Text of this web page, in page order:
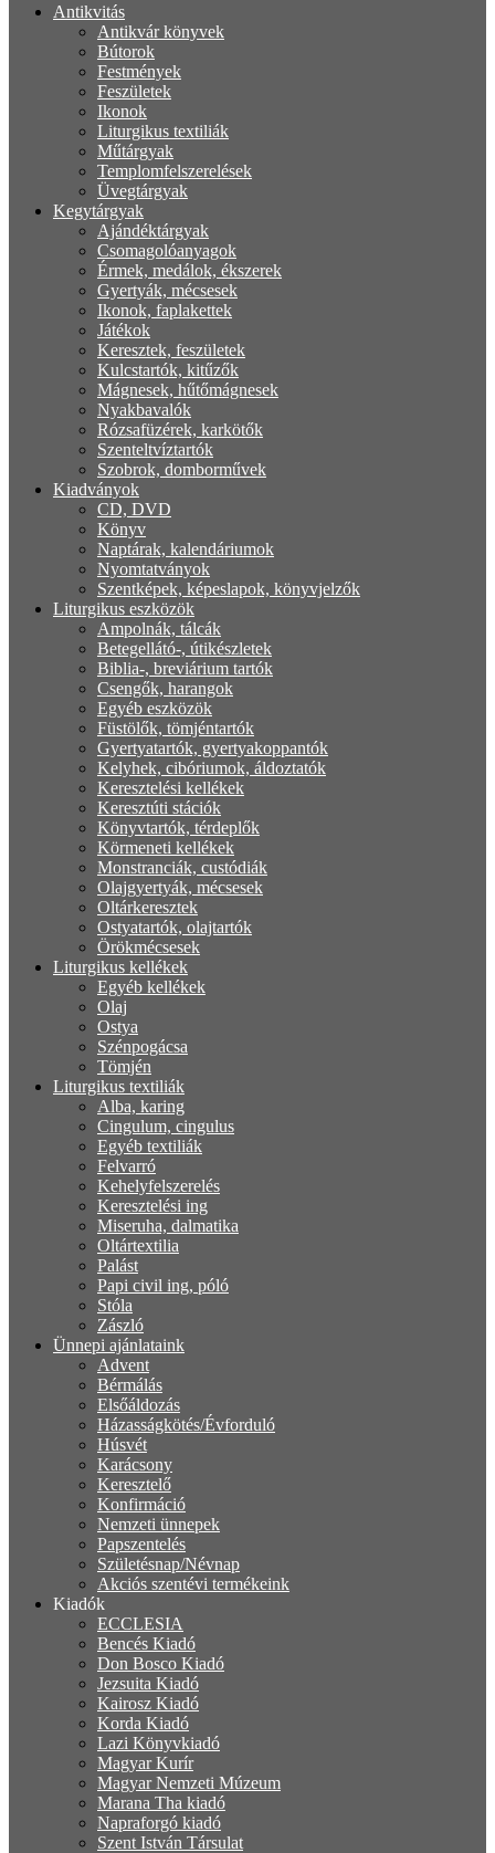
Antikvitás
Antikvár könyvek
Bútorok
Festmények
Feszületek
Ikonok
Liturgikus textiliák
Műtárgyak
Templomfelszerelések
Üvegtárgyak
Kegytárgyak
Ajándéktárgyak
Csomagolóanyagok
Érmek, medálok, ékszerek
Gyertyák, mécsesek
Ikonok, faplakettek
Játékok
Keresztek, feszületek
Kulcstartók, kitűzők
Mágnesek, hűtőmágnesek
Nyakbavalók
Rózsafüzérek, karkötők
Szenteltvíztartók
Szobrok, domborművek
Kiadványok
CD, DVD
Könyv
Naptárak, kalendáriumok
Nyomtatványok
Szentképek, képeslapok, könyvjelzők
Liturgikus eszközök
Ampolnák, tálcák
Betegellátó-, útikészletek
Biblia-, breviárium tartók
Csengők, harangok
Egyéb eszközök
Füstölők, tömjéntartók
Gyertyatartók, gyertyakoppantók
Kelyhek, cibóriumok, áldoztatók
Keresztelési kellékek
Keresztúti stációk
Könyvtartók, térdeplők
Körmeneti kellékek
Monstranciák, custódiák
Olajgyertyák, mécsesek
Oltárkeresztek
Ostyatartók, olajtartók
Örökmécsesek
Liturgikus kellékek
Egyéb kellékek
Olaj
Ostya
Szénpogácsa
Tömjén
Liturgikus textiliák
Alba, karing
Cingulum, cingulus
Egyéb textiliák
Felvarró
Kehelyfelszerelés
Keresztelési ing
Miseruha, dalmatika
Oltártextilia
Palást
Papi civil ing, póló
Stóla
Zászló
Ünnepi ajánlataink
Advent
Bérmálás
Elsőáldozás
Házasságkötés/Évforduló
Húsvét
Karácsony
Keresztelő
Konfirmáció
Nemzeti ünnepek
Papszentelés
Születésnap/Névnap
Akciós szentévi termékeink
Kiadók
ECCLESIA
Bencés Kiadó
Don Bosco Kiadó
Jezsuita Kiadó
Kairosz Kiadó
Korda Kiadó
Lazi Könyvkiadó
Magyar Kurír
Magyar Nemzeti Múzeum
Marana Tha kiadó
Napraforgó kiadó
Szent István Társulat